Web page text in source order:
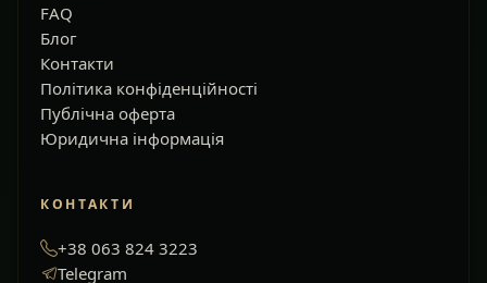
FAQ
Блог
Контакти
Політика конфіденційності
Публічна оферта
Юридична інформація
КОНТАКТИ
+38 063 824 3223
Telegram